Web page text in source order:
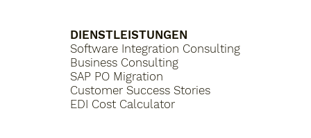
DIENSTLEISTUNGEN
Software Integration Consulting
Business Consulting
SAP PO Migration
Customer Success Stories
EDI Cost Calculator